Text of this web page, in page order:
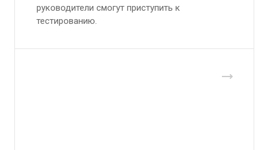
руководители смогут приступить к
тестированию.